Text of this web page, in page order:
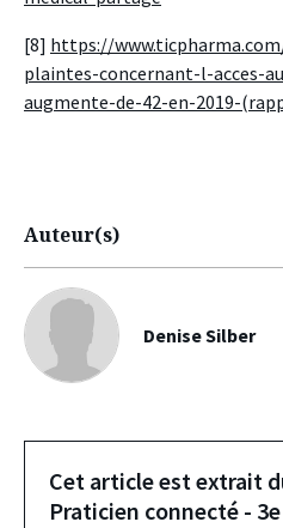
[8] https://
plaintes-concernant-l-acces-
augmente-de-42-en-2019-
Auteur(s)
Denise Silber
Cet article est extrait
Praticien connecté -